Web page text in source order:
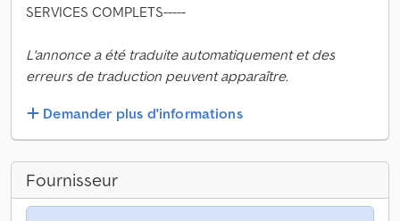
SERVICES COMPLETS-----
L'annonce a été traduite automatiquement et des
erreurs de traduction peuvent apparaître.
Demander plus d'informations
Fournisseur